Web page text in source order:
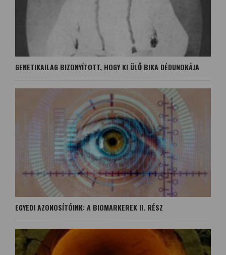
GENETIKAILAG BIZONYÍTOTT, HOGY KI ÜLŐ BIKA DÉDUNOKÁJA
EGYEDI AZONOSÍTÓINK: A BIOMARKEREK II. RÉSZ